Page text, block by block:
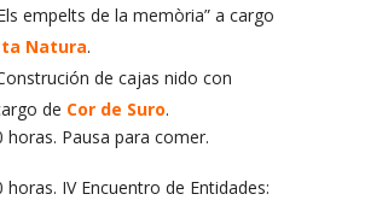
empelts de la memòria” a cargo
Natura.
de cajas nido con
de Cor de Suro.
horas. Pausa para comer.
horas. IV Encuentro de Entidades: